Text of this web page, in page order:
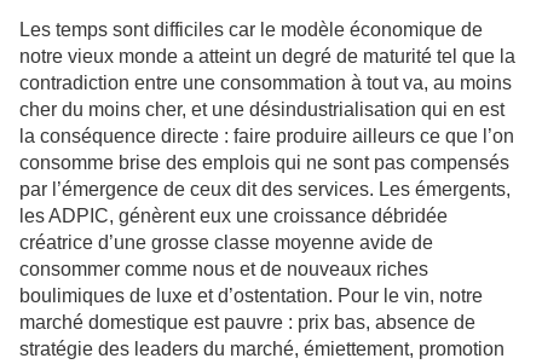
Les temps sont difficiles car le modèle économique de
notre vieux monde a atteint un degré de maturité tel que la
contradiction entre une consommation à tout va, au moins
cher du moins cher, et une désindustrialisation qui en est
la conséquence directe : faire produire ailleurs ce que l’on
consomme brise des emplois qui ne sont pas compensés
par l’émergence de ceux dit des services. Les émergents,
les ADPIC, génèrent eux une croissance débridée
créatrice d’une grosse classe moyenne avide de
consommer comme nous et de nouveaux riches
boulimiques de luxe et d’ostentation. Pour le vin, notre
marché domestique est pauvre : prix bas, absence de
stratégie des leaders du marché, émiettement, promotion